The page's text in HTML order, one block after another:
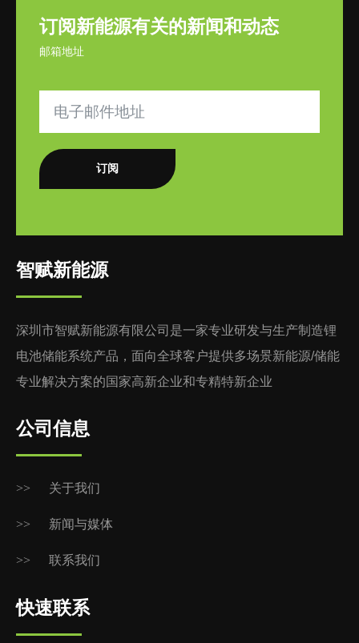
订阅新能源有关的新闻和动态
邮箱地址
订阅
智赋新能源
深圳市智赋新能源有限公司是一家专业研发与生产制造锂
电池储能系统产品，面向全球客户提供多场景新能源/储能
专业解决方案的国家高新企业和专精特新企业
公司信息
>> 关于我们
>> 新闻与媒体
>> 联系我们
快速联系